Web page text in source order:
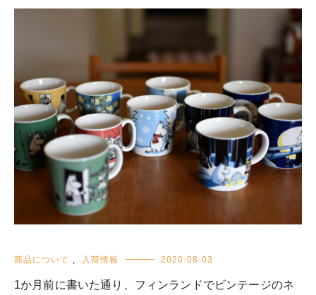
商品について , 入荷情報 2020-08-03
1か月前に書いた通り、フィンランドでビンテージのネ